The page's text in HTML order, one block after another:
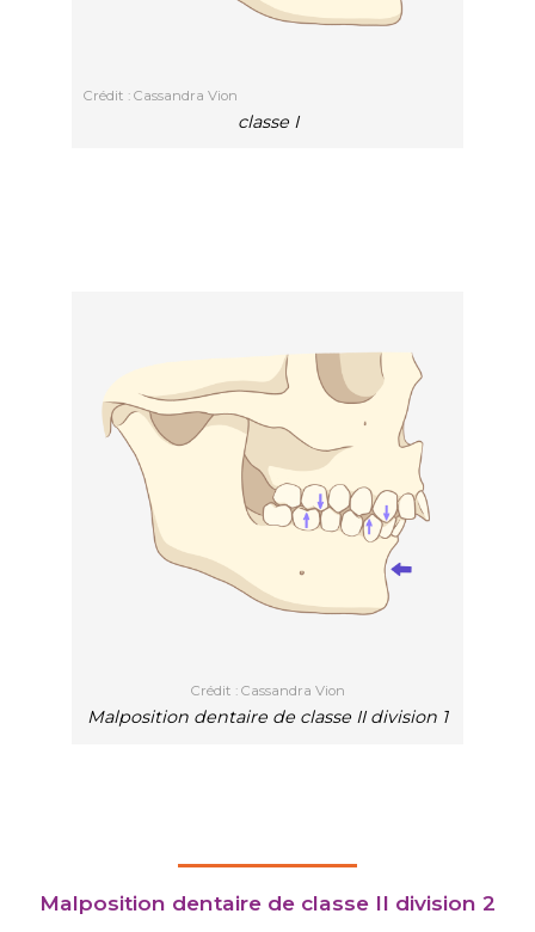
Crédit : Cassandra Vion
classe I
Crédit : Cassandra Vion
Malposition dentaire de classe II division 1
Malposition dentaire de classe II division 2